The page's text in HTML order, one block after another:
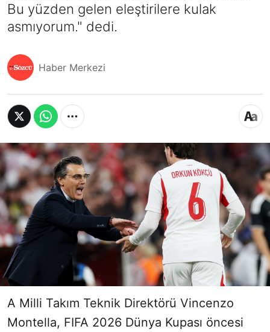
Bu yüzden gelen eleştirilere kulak
asmıyorum." dedi.
Haber Merkezi
A Milli Takım Teknik Direktörü Vincenzo
Montella, FIFA 2026 Dünya Kupası öncesi